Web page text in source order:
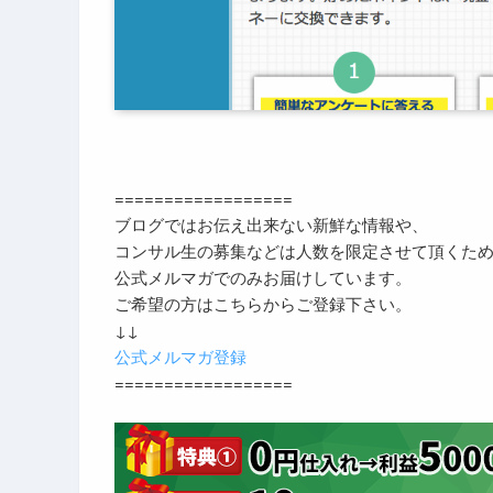
==================
ブログではお伝え出来ない新鮮な情報や、
コンサル生の募集などは人数を限定させて頂くため
公式メルマガでのみお届けしています。
ご希望の方はこちらからご登録下さい。
↓↓
公式メルマガ登録
==================